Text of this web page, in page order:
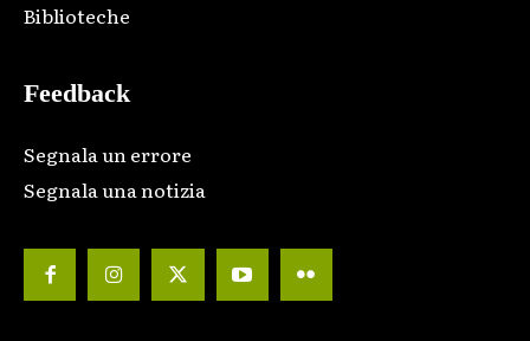
Biblioteche
Feedback
Segnala un errore
Segnala una notizia